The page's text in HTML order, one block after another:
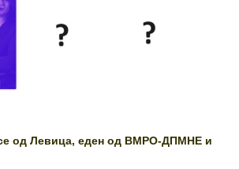
од Левица, еден од ВМРО-ДПМНЕ и